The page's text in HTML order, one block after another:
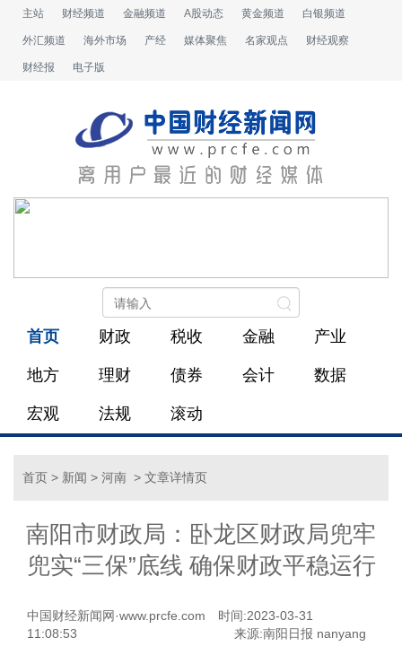
主站 财经频道 金融频道 A股动态 黄金频道 白银频道
外汇频道 海外市场 产经 媒体聚焦 名家观点 财经观察
财经报 电子版
首页 财政 税收 金融 产业
地方 理财 债券 会计 数据
宏观 法规 滚动
首页 > 新闻 > 河南 > 文章详情页
南阳市财政局：卧龙区财政局兜牢
兜实“三保”底线 确保财政平稳运行
中国财经新闻网·www.prcfe.com
时间:2023-03-31
11:08:53
来源:南阳日报 nanyang